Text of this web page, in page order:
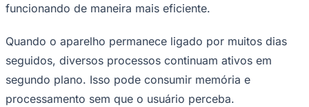
Flamengo
funcionando de maneira mais eficiente.
Quando o aparelho permanece ligado por muitos dias
seguidos, diversos processos continuam ativos em
segundo plano. Isso pode consumir memória e
processamento sem que o usuário perceba.